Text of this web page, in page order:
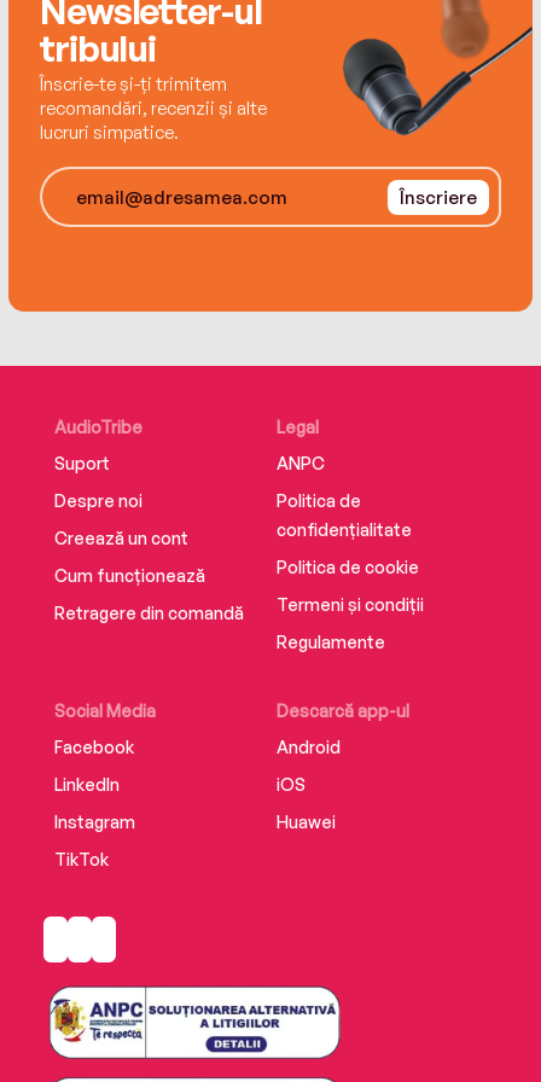
Newsletter-ul
tribului
Înscrie-te și-ți trimitem
recomandări, recenzii și alte
lucruri simpatice.
Înscriere
AudioTribe
Suport
Despre noi
Creează un cont
Cum funcționează
Retragere din comandă
Social Media
Facebook
LinkedIn
Instagram
TikTok
Descarcă app-ul
Android
iOS
Huawei
Legal
ANPC
Politica de
confidențialitate
Politica de cookie
Termeni și condiții
Regulamente